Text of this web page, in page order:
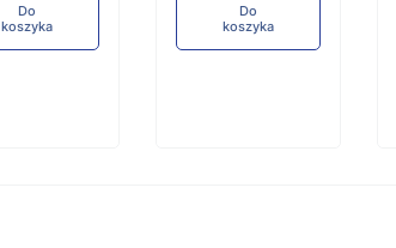
Do
koszyka
Do
koszyka